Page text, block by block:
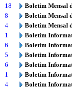
18
Boletim Mensal
8
Boletim Mensal
4
Boletim Mensal
1
Boletim
6
Boletim
5
Boletim
6
Boletim
1
Boletim
4
Boletim